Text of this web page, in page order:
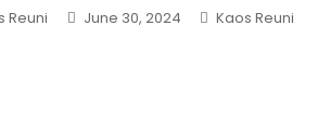
Reuni June 30, 2024 Posted
Kaos Reuni